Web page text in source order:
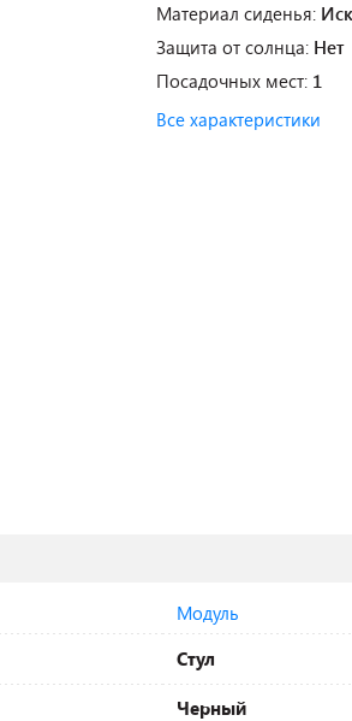
Материал сиденья:
Защита от солнца: Нет
Посадочных мест: 1
Все характеристики
Модуль
Стул
Черный